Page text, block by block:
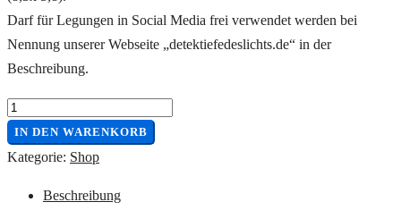
Darf für Legungen in Social Media frei verwendet werden bei
Nennung unserer Webseite „detektiefedeslichts.de“ in der
Beschreibung.
Das
Vermächtnis
der
Symbolik
IN DEN WARENKORB
Kategorie: Shop
Beschreibung